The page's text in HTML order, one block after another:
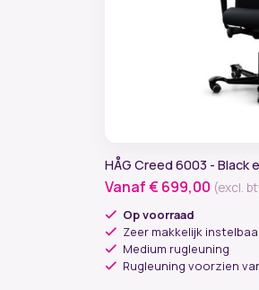
HÅG Creed 6003 - Black
Vanaf€ 699,00 (excl.
Op voorraad
Zeer makkelijk
Medium rugleuning
Rugleuning voorzien